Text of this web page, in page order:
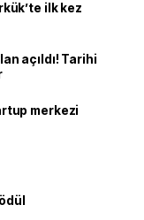
ilk kez
açıldı! Tarihi
merkezi